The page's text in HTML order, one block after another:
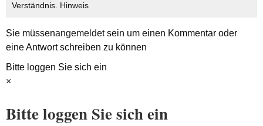
Verständnis. Hinweis
Sie müssenangemeldetsein um einen Kommentar oder
eine Antwort schreiben zu können
Bitte loggen Sie sich ein
×
Bitte loggen Sie sich ein